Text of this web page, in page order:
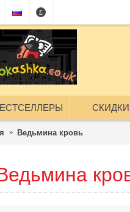
£
СКИДКИ
Ведьмина кровь